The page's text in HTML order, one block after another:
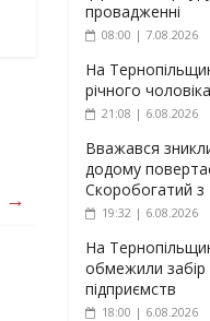
→
провадженні
08:00 | 7.08.2026
На
річного
21:08 | 6.08.2026
Вважався
додому
Скоробогатий
19:32 | 6.08.2026
На
обмежили
підприємств
18:00 | 6.08.2026